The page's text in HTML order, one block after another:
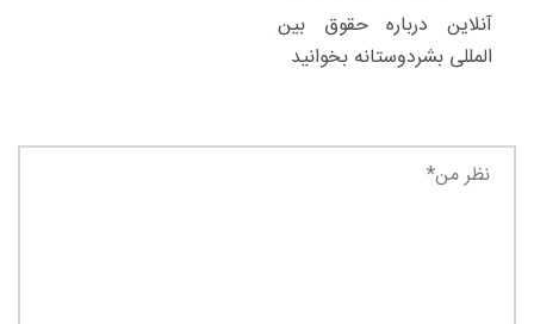
آنلاین درباره حقوق بین
المللی بشردوستانه بخوانید